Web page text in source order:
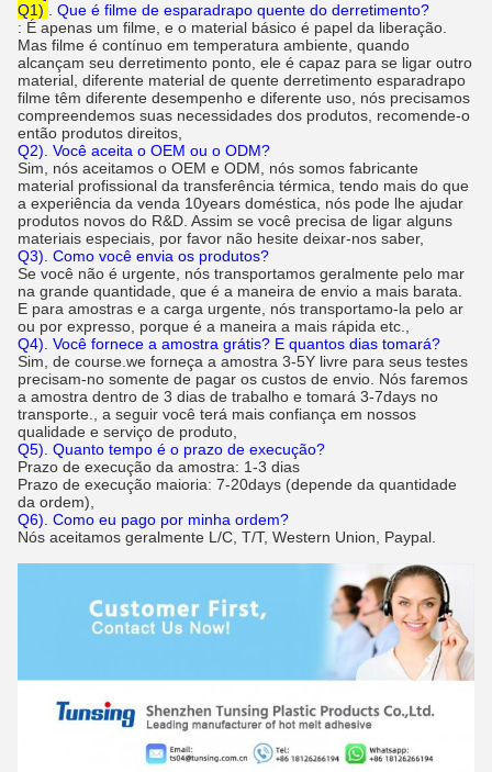
Q1)
. Que é filme de esparadrapo quente do derretimento?
: É apenas um filme, e o material básico é papel da liberação.
Mas filme é contínuo em temperatura ambiente, quando
alcançam seu derretimento ponto, ele é capaz para se ligar outro
material, diferente material de quente derretimento esparadrapo
filme têm diferente desempenho e diferente uso, nós precisamos
compreendemos suas necessidades dos produtos, recomende-o
então produtos direitos,
Q2). Você aceita o OEM ou o ODM?
Sim, nós aceitamos o OEM e ODM, nós somos fabricante
material profissional da transferência térmica, tendo mais do que
a experiência da venda 10years doméstica, nós pode lhe ajudar
produtos novos do R&D. Assim se você precisa de ligar alguns
materiais especiais, por favor não hesite deixar-nos saber,
Q3). Como você envia os produtos?
Se você não é urgente, nós transportamos geralmente pelo mar
na grande quantidade, que é a maneira de envio a mais barata.
E para amostras e a carga urgente, nós transportamo-la pelo ar
ou por expresso, porque é a maneira a mais rápida etc.,
Q4). Você fornece a amostra grátis? E quantos dias tomará?
Sim, de course.we forneça a amostra 3-5Y livre para seus testes
precisam-no somente de pagar os custos de envio. Nós faremos
a amostra dentro de 3 dias de trabalho e tomará 3-7days no
transporte., a seguir você terá mais confiança em nossos
qualidade e serviço de produto,
Q5). Quanto tempo é o prazo de execução?
Prazo de execução da amostra: 1-3 dias
Prazo de execução maioria: 7-20days (depende da quantidade
da ordem),
Q6). Como eu pago por minha ordem?
Nós aceitamos geralmente L/C, T/T, Western Union, Paypal.